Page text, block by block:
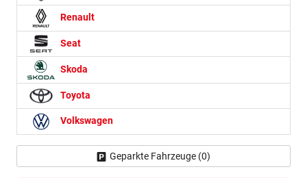
Renault
Seat
Skoda
Toyota
Volkswagen
Geparkte Fahrzeuge (0)